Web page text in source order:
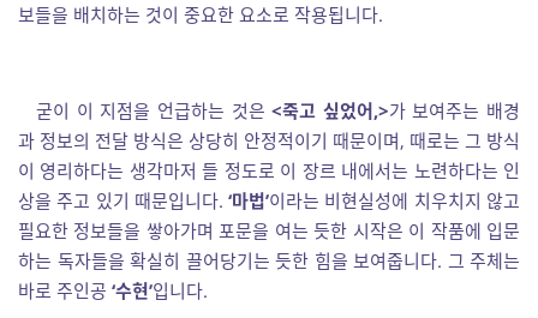
보들을 배치하는 것이 중요한 요소로 작용됩니다.
굳이 이 지점을 언급하는 것은 <죽고 싶었어,>가 보여주는 배경
과 정보의 전달 방식은 상당히 안정적이기 때문이며, 때로는 그 방식
이 영리하다는 생각마저 들 정도로 이 장르 내에서는 노련하다는 인
상을 주고 있기 때문입니다.‘마법’이라는 비현실성에 치우치지 않고
필요한 정보들을 쌓아가며 포문을 여는 듯한 시작은 이 작품에 입문
하는 독자들을 확실히 끌어당기는 듯한 힘을 보여줍니다. 그 주체는
바로 주인공 ‘수현’입니다.